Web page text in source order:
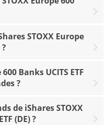
STOXX Europe
Banks UCITS ETF
?
de iShares STOXX
(DE) ?